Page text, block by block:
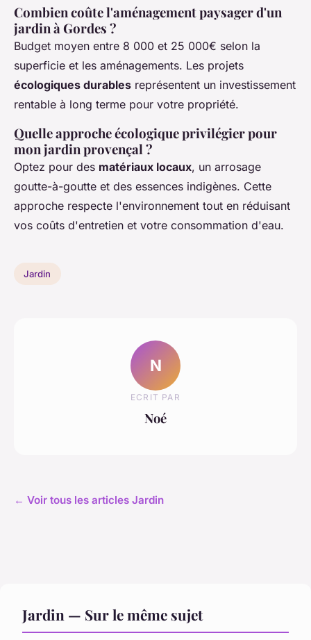
Combien coûte l'aménagement paysager d'un
jardin à Gordes ?
Budget moyen entre 8 000 et 25 000€ selon la
superficie et les aménagements. Les projets
écologiques durables représentent un investissement
rentable à long terme pour votre propriété.
Quelle approche écologique privilégier pour
mon jardin provençal ?
Optez pour des matériaux locaux, un arrosage
goutte-à-goutte et des essences indigènes. Cette
approche respecte l'environnement tout en réduisant
vos coûts d'entretien et votre consommation d'eau.
Jardin
N
ECRIT PAR
Noé
← Voir tous les articles Jardin
Jardin — Sur le même sujet